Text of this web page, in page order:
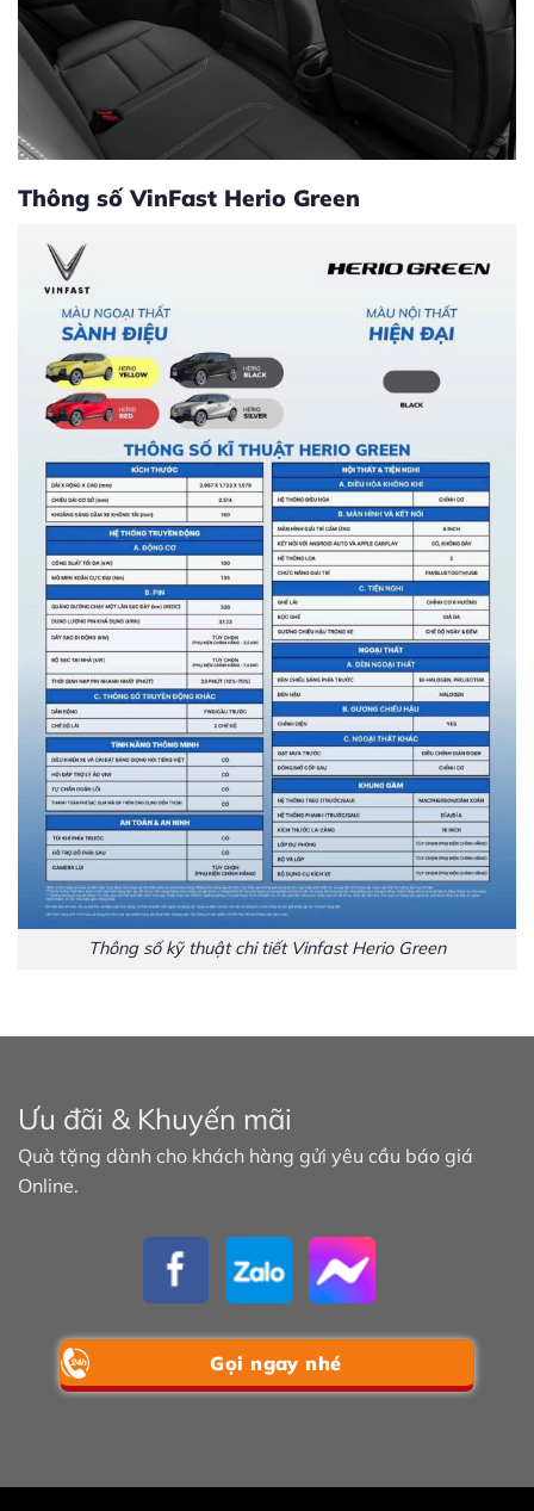
Thông số VinFast Herio Green
Thông số kỹ thuật chi tiết Vinfast Herio Green
Ưu đãi & Khuyến mãi
Quà tặng dành cho khách hàng gửi yêu cầu báo giá
Online.
Gọi ngay nhé